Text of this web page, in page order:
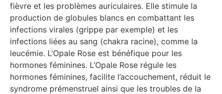
fièvre et les problèmes auriculaires. Elle stimule la
production de globules blancs en combattant les
infections virales (grippe par exemple) et les
infections liées au sang (chakra racine), comme la
leucémie. L’Opale Rose est bénéfique pour les
hormones féminines. L’Opale Rose régule les
hormones féminines, facilite l’accouchement, réduit le
syndrome prémenstruel ainsi que les troubles de la